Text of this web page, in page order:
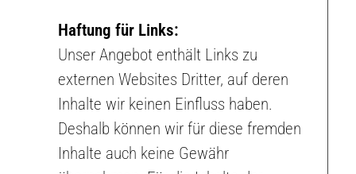
Haftung für Links:
Unser Angebot enthält Links zu
externen Websites Dritter, auf deren
Inhalte wir keinen Einfluss haben.
Deshalb können wir für diese fremden
Inhalte auch keine Gewähr